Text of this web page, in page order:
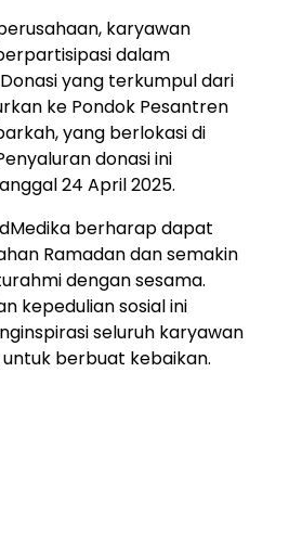
karyawan
dalam
yang terkumpul dari
ke Pondok Pesantren
yang berlokasi di
donasi ini
24 April 2025.
berharap dapat
Ramadan dan semakin
dengan sesama.
kepedulian sosial ini
seluruh karyawan
berbuat kebaikan.